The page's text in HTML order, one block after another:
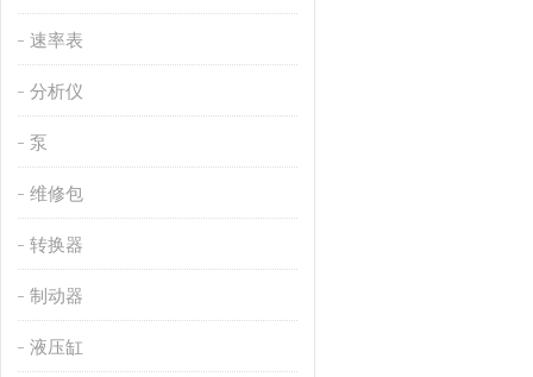
速率表
分析仪
泵
维修包
转换器
制动器
液压缸